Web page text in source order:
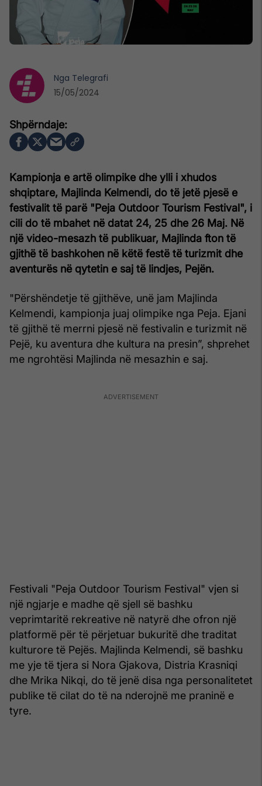
Kampionja e artë olimpike dhe ylli i xhudos
shqiptare, Majlinda Kelmendi, do të jetë pjesë e
festivalit të parë "Peja Outdoor Tourism Festival", i
cili do të mbahet në datat 24, 25 dhe 26 Maj. Në
një video-mesazh të publikuar, Majlinda fton të
gjithë të bashkohen në këtë festë të turizmit dhe
aventurës në qytetin e saj të lindjes, Pejën.
"Përshëndetje të gjithëve, unë jam Majlinda
Kelmendi, kampionja juaj olimpike nga Peja. Ejani
të gjithë të merrni pjesë në festivalin e turizmit në
Pejë, ku aventura dhe kultura na presin”, shprehet
me ngrohtësi Majlinda në mesazhin e saj.
Festivali "Peja Outdoor Tourism Festival" vjen si
një ngjarje e madhe që sjell së bashku
veprimtaritë rekreative në natyrë dhe ofron një
platformë për të përjetuar bukuritë dhe traditat
kulturore të Pejës. Majlinda Kelmendi, së bashku
me yje të tjera si Nora Gjakova, Distria Krasniqi
dhe Mrika Nikqi, do të jenë disa nga personalitetet
publike të cilat do të na nderojnë me praninë e
tyre.
Nga Telegrafi
15/05/2024